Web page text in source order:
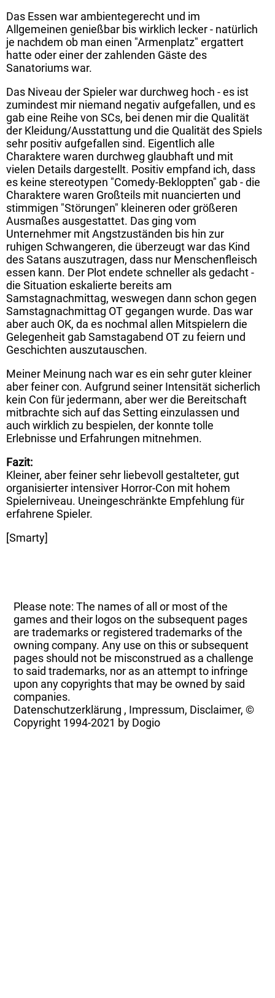
Das Essen war ambientegerecht und im
Allgemeinen genießbar bis wirklich lecker - natürlich
je nachdem ob man einen "Armenplatz" ergattert
hatte oder einer der zahlenden Gäste des
Sanatoriums war.
Das Niveau der Spieler war durchweg hoch - es ist
zumindest mir niemand negativ aufgefallen, und es
gab eine Reihe von SCs, bei denen mir die Qualität
der Kleidung/Ausstattung und die Qualität des Spiels
sehr positiv aufgefallen sind. Eigentlich alle
Charaktere waren durchweg glaubhaft und mit
vielen Details dargestellt. Positiv empfand ich, dass
es keine stereotypen "Comedy-Bekloppten" gab - die
Charaktere waren Großteils mit nuancierten und
stimmigen "Störungen" kleineren oder größeren
Ausmaßes ausgestattet. Das ging vom
Unternehmer mit Angstzuständen bis hin zur
ruhigen Schwangeren, die überzeugt war das Kind
des Satans auszutragen, dass nur Menschenfleisch
essen kann. Der Plot endete schneller als gedacht -
die Situation eskalierte bereits am
Samstagnachmittag, weswegen dann schon gegen
Samstagnachmittag OT gegangen wurde. Das war
aber auch OK, da es nochmal allen Mitspielern die
Gelegenheit gab Samstagabend OT zu feiern und
Geschichten auszutauschen.
Meiner Meinung nach war es ein sehr guter kleiner
aber feiner con. Aufgrund seiner Intensität sicherlich
kein Con für jedermann, aber wer die Bereitschaft
mitbrachte sich auf das Setting einzulassen und
auch wirklich zu bespielen, der konnte tolle
Erlebnisse und Erfahrungen mitnehmen.
Fazit:
Kleiner, aber feiner sehr liebevoll gestalteter, gut
organisierter intensiver Horror-Con mit hohem
Spielerniveau. Uneingeschränkte Empfehlung für
erfahrene Spieler.
[Smarty]
Please note: The names of all or most of the
games and their logos on the subsequent pages
are trademarks or registered trademarks of the
owning company. Any use on this or subsequent
pages should not be misconstrued as a challenge
to said trademarks, nor as an attempt to infringe
upon any copyrights that may be owned by said
companies.
Datenschutzerklärung , Impressum, Disclaimer, ©
Copyright 1994-2021 by Dogio